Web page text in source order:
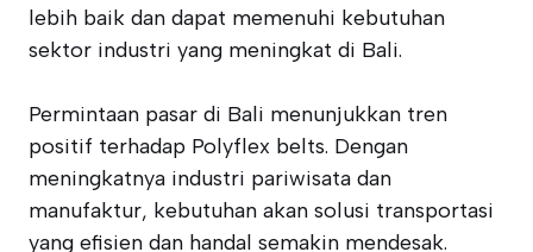
lebih baik dan dapat memenuhi kebutuhan
sektor industri yang meningkat di Bali.
Permintaan pasar di Bali menunjukkan tren
positif terhadap Polyflex belts. Dengan
meningkatnya industri pariwisata dan
manufaktur, kebutuhan akan solusi transportasi
yang efisien dan handal semakin mendesak.